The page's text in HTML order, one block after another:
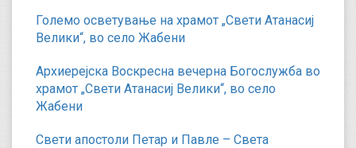
Големо осветување на храмот „Свети Атанасиј
Велики“, во село Жабени
Архиерејска Воскресна вечерна Богослужба во
храмот „Свети Атанасиј Велики“, во село
Жабени
Свети апостоли Петар и Павле – Света